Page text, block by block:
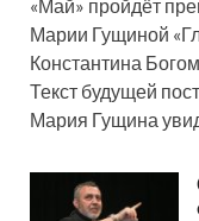
«Май» пройдёт
Марии Гущиной
Константина
Текст будущей
Мария Гущина